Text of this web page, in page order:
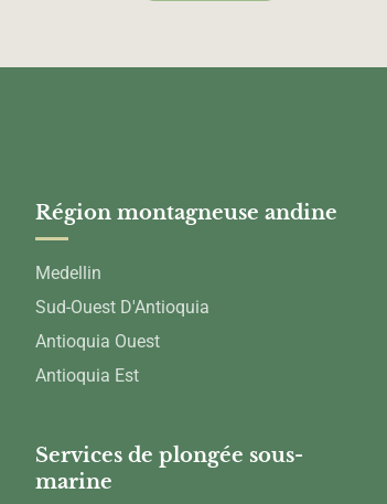
Région montagneuse andine
Medellin
Sud-Ouest D'Antioquia
Antioquia Ouest
Antioquia Est
Services de plongée sous-
marine